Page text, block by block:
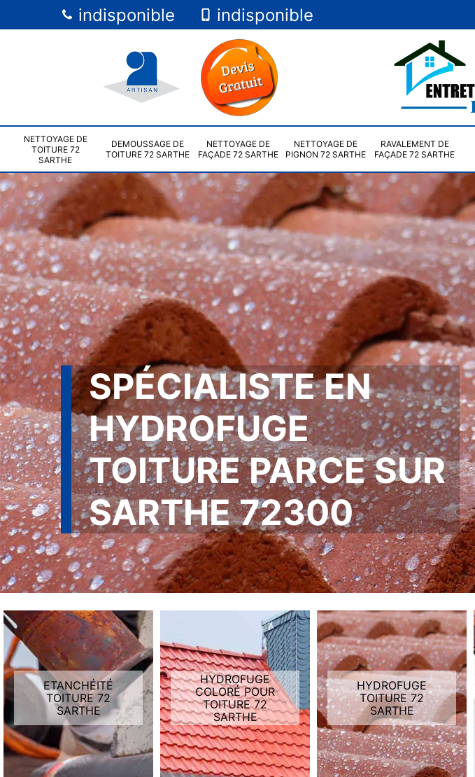
indisponible indisponible
NETTOYAGE DE
TOITURE 72
SARTHE
DEMOUSSAGE DE
TOITURE 72 SARTHE
NETTOYAGE DE
FAÇADE 72 SARTHE
NETTOYAGE DE
PIGNON 72 SARTHE
RAVALEMENT DE
FAÇADE 72 SARTHE
SPÉCIALISTE EN
HYDROFUGE
TOITURE PARCE SUR
SARTHE 72300
ETANCHÉITÉ
TOITURE 72
SARTHE
HYDROFUGE
COLORÉ POUR
TOITURE 72
SARTHE
HYDROFUGE
TOITURE 72
SARTHE